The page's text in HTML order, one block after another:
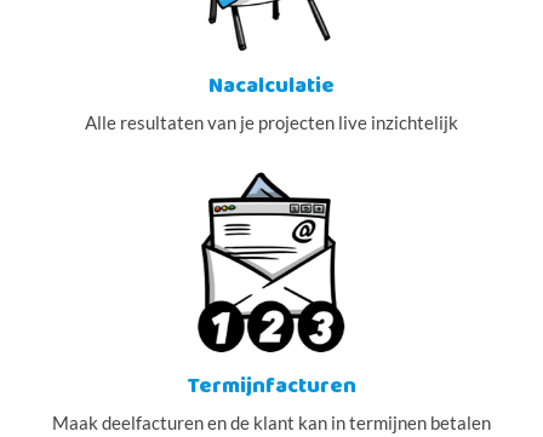
Nacalculatie
Alle resultaten van je projecten live inzichtelijk
Termijnfacturen
Maak deelfacturen en de klant kan in termijnen betalen